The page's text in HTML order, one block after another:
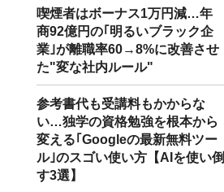
喫煙者はボーナス1万円減…年
商92億円の｢明るいブラック企
業｣が離職率60→8%に改善させ
た"変な社内ルール"
参考書代も受講料もかからな
い…独学の資格勉強を根本から
変える｢Googleの最新無料ツー
ル｣のスゴい使い方【AIを使い倒
す3選】